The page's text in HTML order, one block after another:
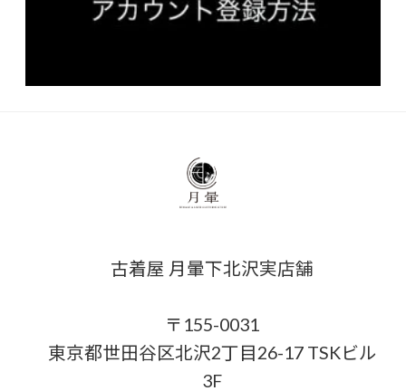
古着屋 月暈下北沢実店舗
〒155-0031
東京都世田谷区北沢2丁目26-17 TSKビル
3F